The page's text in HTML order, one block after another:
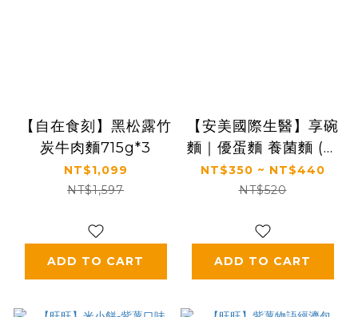
【自在食刻】黑松露竹
炭牛肉麵715g*3
NT$1,099
NT$1,597
ADD TO CART
【安美國際生醫】享碗
麵｜優蛋麵 養菌麵 (湯
麵/乾拌麵/葷/純素)(米
蛋白/藍鱈魚蛋白米/碗
NT$350 ~ NT$440
NT$520
ADD TO CART